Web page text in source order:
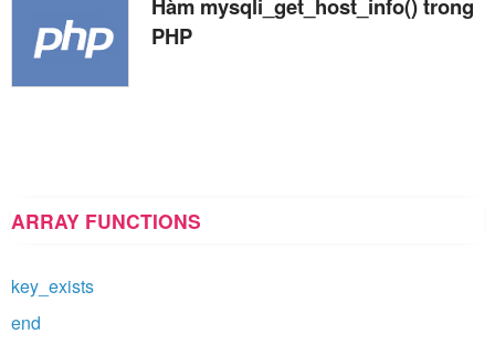
PHP
ARRAY FUNCTIONS
key_exists
end